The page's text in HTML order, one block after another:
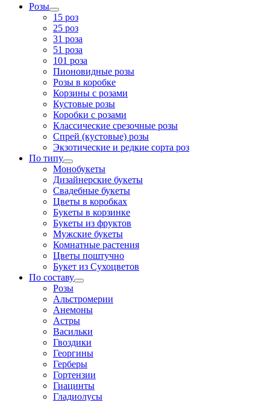
Розы
15 роз
25 роз
31 роза
51 роза
101 роза
Пионовидные розы
Розы в коробке
Корзины с розами
Кустовые розы
Коробки с розами
Классические срезочные розы
Спрей (кустовые) розы
Экзотические и редкие сорта роз
По типу
Монобукеты
Дизайнерские букеты
Свадебные букеты
Цветы в коробках
Букеты в корзинке
Букеты из фруктов
Мужские букеты
Комнатные растения
Цветы поштучно
Букет из Сухоцветов
По составу
Розы
Альстромерии
Анемоны
Астры
Васильки
Гвоздики
Георгины
Герберы
Гортензии
Гиацинты
Гладиолусы